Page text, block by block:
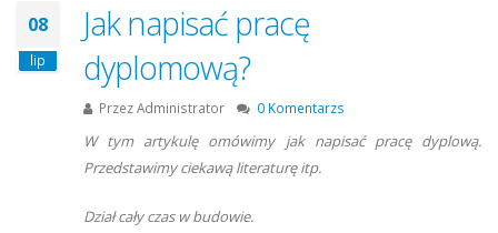
08
lip
Jak napisać pracę
dyplomową?
PrzezAdministrator 0 Komentarzs
W tym artykulę omówimy jak napisać pracę dyplową.
Przedstawimy ciekawą literaturę itp.
Dział cały czas w budowie.